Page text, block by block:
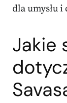
dla umysłu i
Jakie